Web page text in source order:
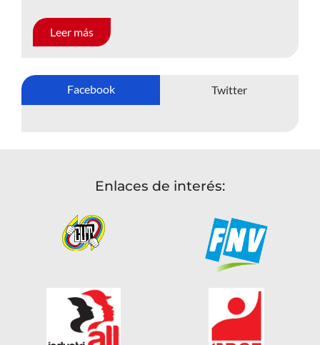
Leer más
Facebook Twitter
Enlaces de interés: